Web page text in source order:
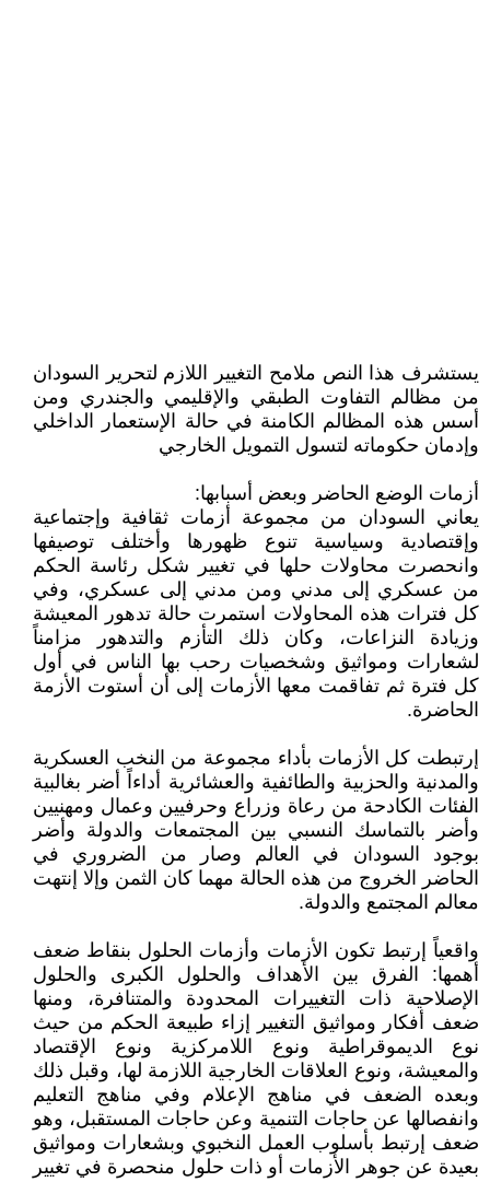
يستشرف هذا النص ملامح التغيير اللازم لتحرير السودان
من مظالم التفاوت الطبقي والإقليمي والجندري ومن
أسس هذه المظالم الكامنة في حالة الإستعمار الداخلي
وإدمان حكوماته لتسول التمويل الخارجي
أزمات الوضع الحاضر وبعض أسبابها:
يعاني السودان من مجموعة أزمات ثقافية وإجتماعية
وإقتصادية وسياسية تنوع ظهورها وأختلف توصيفها
وانحصرت محاولات حلها في تغيير شكل رئاسة الحكم
من عسكري إلى مدني ومن مدني إلى عسكري، وفي
كل فترات هذه المحاولات استمرت حالة تدهور المعيشة
وزيادة النزاعات، وكان ذلك التأزم والتدهور مزامناً
لشعارات ومواثيق وشخصيات رحب بها الناس في أول
كل فترة ثم تفاقمت معها الأزمات إلى أن أستوت الأزمة
الحاضرة.
إرتبطت كل الأزمات بأداء مجموعة من النخب العسكرية
والمدنية والحزبية والطائفية والعشائرية أداءاً أضر بغالبية
الفئات الكادحة من رعاة وزراع وحرفيين وعمال ومهنيين
وأضر بالتماسك النسبي بين المجتمعات والدولة وأضر
بوجود السودان في العالم وصار من الضروري في
الحاضر الخروج من هذه الحالة مهما كان الثمن وإلا إنتهت
معالم المجتمع والدولة.
واقعياً إرتبط تكون الأزمات وأزمات الحلول بنقاط ضعف
أهمها: الفرق بين الأهداف والحلول الكبرى والحلول
الإصلاحية ذات التغييرات المحدودة والمتنافرة، ومنها
ضعف أفكار ومواثيق التغيير إزاء طبيعة الحكم من حيث
نوع الديموقراطية ونوع اللامركزية ونوع الإقتصاد
والمعيشة، ونوع العلاقات الخارجية اللازمة لها، وقبل ذلك
وبعده الضعف في مناهج الإعلام وفي مناهج التعليم
وانفصالها عن حاجات التنمية وعن حاجات المستقبل، وهو
ضعف إرتبط بأسلوب العمل النخبوي وبشعارات ومواثيق
بعيدة عن جوهر الأزمات أو ذات حلول منحصرة في تغيير